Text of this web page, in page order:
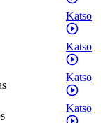
Katso
Katso
Katso
Katso